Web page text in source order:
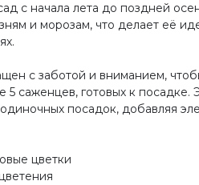
с начала лета до поздней
и морозам, что делает её
с заботой и вниманием,
5 саженцев, готовых к
посадок, добавляя
цветки